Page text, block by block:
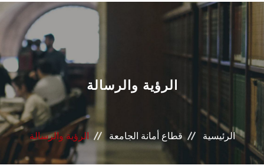
الرئيسية
عن القطاع
الأمناء المساعدون
إدرات القطاع
الرؤية والرسالة
الرئيسية قطاع أمانة الجامعة الرؤية والرسالة